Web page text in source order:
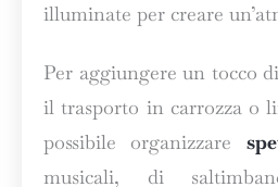
illuminate per creare
Per aggiungere un tocco
il trasporto in carrozza o
possibile organizzare
musicali, di